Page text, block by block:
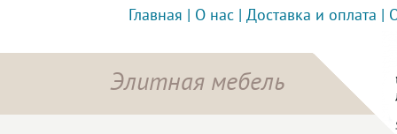
Главная О нас Доставка и оплата
Элитная мебель